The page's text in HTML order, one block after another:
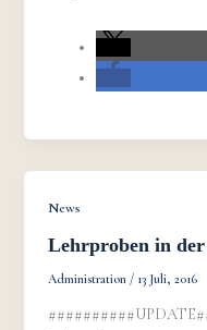
News
Lehrproben in
Administration / 13 Juli, 2016